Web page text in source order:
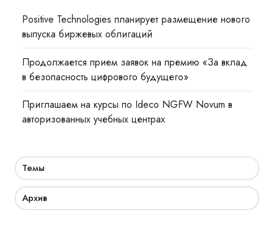
Positive Technologies планирует размещение нового
выпуска биржевых облигаций
Продолжается прием заявок на премию «За вклад
в безопасность цифрового будущего»
Приглашаем на курсы по Ideco NGFW Novum в
авторизованных учебных центрах
Темы
Архив